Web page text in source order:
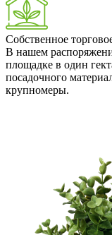
Собственное
В нашем
площадке в один
посадочного
крупномеры.